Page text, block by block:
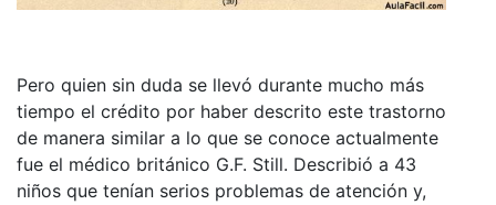
Pero quien sin duda se llevó durante mucho más
tiempo el crédito por haber descrito este trastorno
de manera similar a lo que se conoce actualmente
fue el médico británico G.F. Still. Describió a 43
niños que tenían serios problemas de atención y,